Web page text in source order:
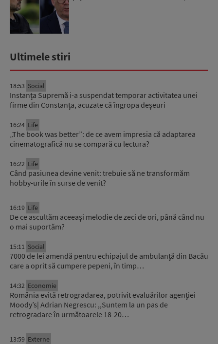
Ultimele stiri
18:53 Social
Instanța Supremă i-a suspendat temporar activitatea unei
firme din Constanța, acuzate că îngropa deșeuri
16:24 Life
„The book was better”: de ce avem impresia că adaptarea
cinematografică nu se compară cu lectura?
16:22 Life
Când pasiunea devine venit: trebuie să ne transformăm
hobby-urile în surse de venit?
16:19 Life
De ce ascultăm aceeași melodie de zeci de ori, până când nu
o mai suportăm?
15:11 Social
7000 de lei amendă pentru echipajul de ambulanță din Bacău
care a oprit să cumpere pepeni, în timp…
14:32 Economie
România evită retrogradarea, potrivit evaluărilor agenției
Moody’s| Adrian Negrescu: ,,Suntem la un pas de
retrogradare în următoarele 18-20…
13:59 Externe